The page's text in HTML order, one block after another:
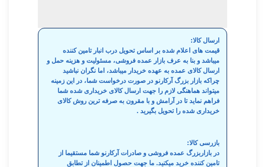
ارسال کالا:
قیمت های اعلام شده بر اساس تحویل درب انبار تامین کننده
میباشد و بنا به عرف بازار عمده فروشی، مسئولیت و هزینه حمل و
ارسال کالای عمده به عهده خریدار میباشد، اما نگران نباشید
چراکه بازار بزرگ آرکارنو در صورت درخواست شما، در این زمینه
میتواند هماهنگی لازم را جهت ارسال کالای خریداری شده شما
فراهم نماید تا در آرامش و با مقرون به صرفه ترین روش کالای
خریداری شده را تحویل بگیرید .
بازرسی کالا:
در بازاربزرگ عمده فروشی و صادرات آرکارنو شما مستقیما از
تامین کننده خرید میکنید. ما جهت حصول اطمینان از تطابق